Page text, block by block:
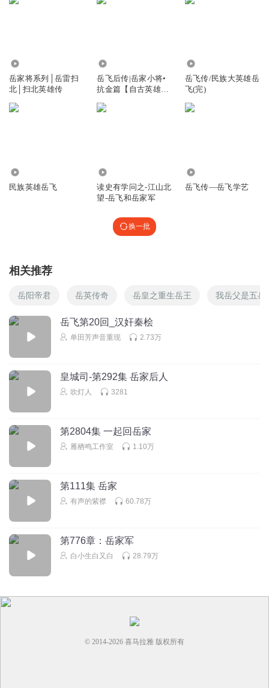
岳家将系列│岳雷扫
北│扫北英雄传
岳飞后传|岳家小将•
抗金篇【自古英雄精
岳飞传/民族大英雄岳
飞(完)
民族英雄岳飞
读史有学问之-江山北
望-岳飞和岳家军
岳飞传—岳飞学艺
换一批
相关推荐
岳阳帝君 岳英传奇 岳皇之重生岳王 我岳父是五岳
岳飞第20回_汉奸秦桧
单田芳声音重现 2.73万
皇城司-第292集 岳家后人
吹灯人 3281
第2804集 一起回岳家
雁栖鸣工作室 1.10万
第111集 岳家
有声的紫襟 60.78万
第776章：岳家军
白小生白又白 28.79万
© 2014-2026 喜马拉雅 版权所有